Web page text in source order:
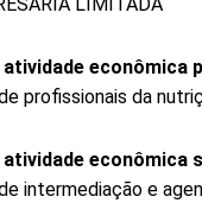
econômica
profissionais da
econômica
intermediação e